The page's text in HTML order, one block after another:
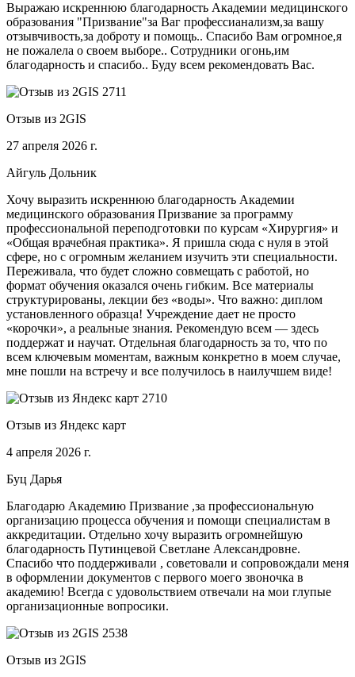
Выражаю искреннюю благодарность Академии медицинского
образования "Призвание"за Ваг профессианализм,за вашу
отзывчивость,за доброту и помощь.. Спасибо Вам огромное,я
не пожалела о своем выборе.. Сотрудники огонь,им
благодарность и спасибо.. Буду всем рекомендовать Вас.
Отзыв из 2GIS
27 апреля 2026 г.
Айгуль Дольник
Хочу выразить искреннюю благодарность Академии
медицинского образования Призвание за программу
профессиональной переподготовки по курсам «Хирургия» и
«Общая врачебная практика». Я пришла сюда с нуля в этой
сфере, но с огромным желанием изучить эти специальности.
Переживала, что будет сложно совмещать с работой, но
формат обучения оказался очень гибким. Все материалы
структурированы, лекции без «воды». Что важно: диплом
установленного образца! Учреждение дает не просто
«корочки», а реальные знания. Рекомендую всем — здесь
поддержат и научат. Отдельная благодарность за то, что по
всем ключевым моментам, важным конкретно в моем случае,
мне пошли на встречу и все получилось в наилучшем виде!
Отзыв из Яндекс карт
4 апреля 2026 г.
Буц Дарья
Благодарю Академию Призвание ,за профессиональную
организацию процесса обучения и помощи специалистам в
аккредитации. Отдельно хочу выразить огромнейшую
благодарность Путинцевой Светлане Александровне.
Спасибо что поддерживали , советовали и сопровождали меня
в оформлении документов с первого моего звоночка в
академию! Всегда с удовольствием отвечали на мои глупые
организационные вопросики.
Отзыв из 2GIS